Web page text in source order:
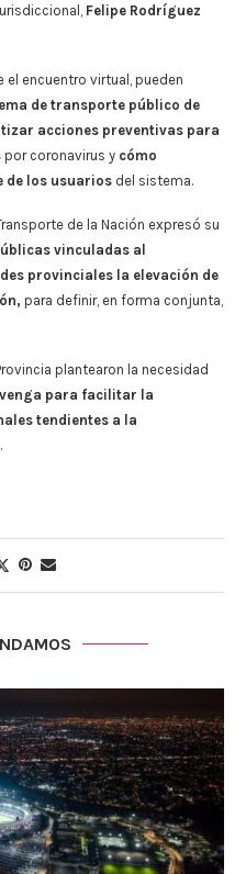
Felipe Rodríguez
encuentro virtual, pueden
de transporte público de
acciones preventivas para
por coronavirus y cómo
de los usuarios del sistema.
de la Nación expresó su
vinculadas al
provinciales la elevación de
para definir, en forma conjunta,
plantearon la necesidad
para facilitar la
tendientes a la
.